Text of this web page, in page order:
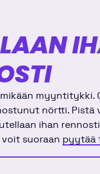
myyntitykki.
nörtti. Pistä
ihan
suoraan pyytää